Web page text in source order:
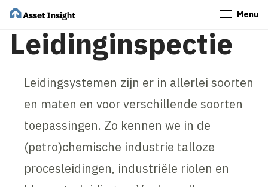
Menu
Leidinginspectie
Leidingsystemen zijn er in allerlei soorten
en maten en voor verschillende soorten
toepassingen. Zo kennen we in de
(petro)chemische industrie talloze
procesleidingen, industriële riolen en
Sluiten